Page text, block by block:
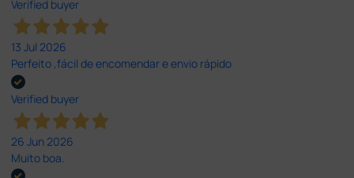
Verified buyer
13 Jul 2026
Perfeito ,fácil de encomendar e envio rápido
Verified buyer
26 Jun 2026
Muito boa.